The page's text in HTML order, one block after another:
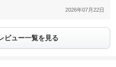
2026年07月22日
ビュー一覧を見る